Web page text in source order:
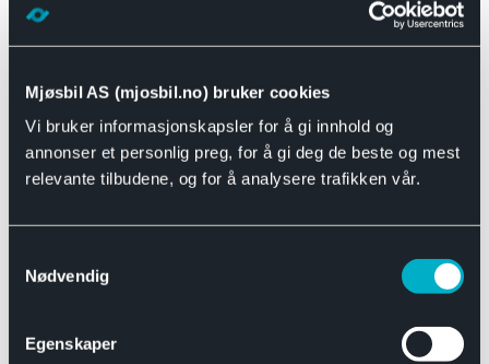
Mjøsbil AS (mjosbil.no) bruker cookies
Vi bruker informasjonskapsler for å gi innhold og
annonser et personlig preg, for å gi deg de beste og mest
relevante tilbudene, og for å analysere trafikken vår.
Nødvendig
Egenskaper
Motor og drivverk
Se alle Universal
Bremsedeler
Se alle Bremsedeler
Bremsenippler
Drivline og motor
Se alle Drivline og motor
Eksosanlegg